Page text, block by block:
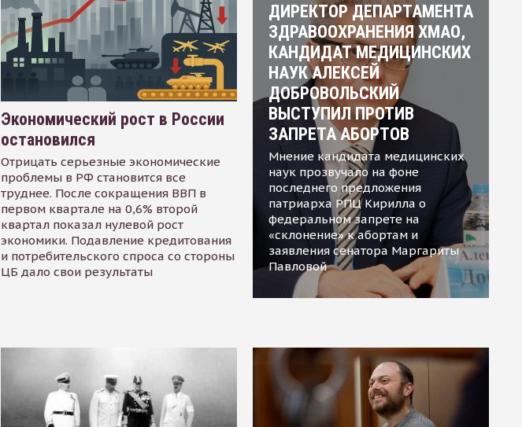
Экономический рост в России
остановился
Отрицать серьезные экономические
проблемы в РФ становится все
труднее. После сокращения ВВП в
первом квартале на 0,6% второй
квартал показал нулевой рост
экономики. Подавление кредитования
и потребительского спроса со стороны
ЦБ дало свои результаты
ДИРЕКТОР ДЕПАРТАМЕНТА
ЗДРАВООХРАНЕНИЯ ХМАО,
КАНДИДАТ МЕДИЦИНСКИХ
НАУК АЛЕКСЕЙ
ДОБРОВОЛЬСКИЙ
ВЫСТУПИЛ ПРОТИВ
ЗАПРЕТА АБОРТОВ
Мнение кандидата медицинских
наук прозвучало на фоне
последнего предложения
патриарха РПЦ Кирилла о
федеральном запрете на
«склонение» к абортам и
заявления сенатора Маргариты
Павловой